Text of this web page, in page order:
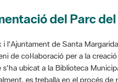
del Parc
i l'Ajuntament de Santa
de col·laboració per a la
ubicat a la Biblioteca
es treballa en el procés de